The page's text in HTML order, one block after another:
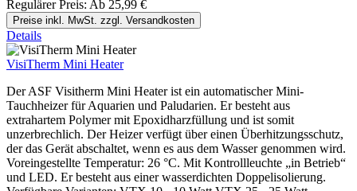
Regulärer Preis: Ab 25,99 €
Preise inkl. MwSt. zzgl. Versandkosten
Details
VisiTherm Mini Heater
Der ASF Visitherm Mini Heater ist ein automatischer Mini-
Tauchheizer für Aquarien und Paludarien. Er besteht aus
extrahartem Polymer mit Epoxidharzfüllung und ist somit
unzerbrechlich. Der Heizer verfügt über einen Überhitzungsschutz,
der das Gerät abschaltet, wenn es aus dem Wasser genommen wird.
Voreingestellte Temperatur: 26 °C. Mit Kontrollleuchte „in Betrieb“
und LED. Er besteht aus einer wasserdichten Doppelisolierung.